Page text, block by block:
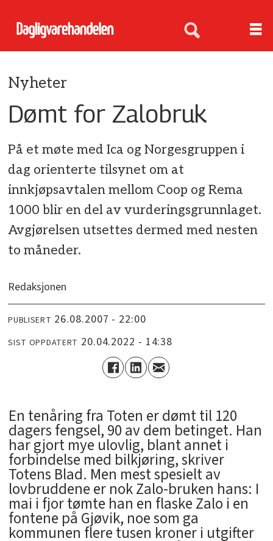
Nyheter
Dømt for Zalobruk
På et møte med Ica og Norgesgruppen i
dag orienterte tilsynet om at
innkjøpsavtalen mellom Coop og Rema
1000 blir en del av vurderingsgrunnlaget.
Avgjørelsen utsettes dermed med nesten
to måneder.
Redaksjonen
PUBLISERT 26.08.2007 - 22:00
SIST OPPDATERT 20.04.2022 - 14:38
En tenåring fra Toten er dømt til 120
dagers fengsel, 90 av dem betinget. Han
har gjort mye ulovlig, blant annet i
forbindelse med bilkjøring, skriver
Totens Blad. Men mest spesielt av
lovbruddene er nok Zalo-bruken hans: I
mai i fjor tømte han en flaske Zalo i en
fontene på Gjøvik, noe som ga
kommunen flere tusen kroner i utgifter